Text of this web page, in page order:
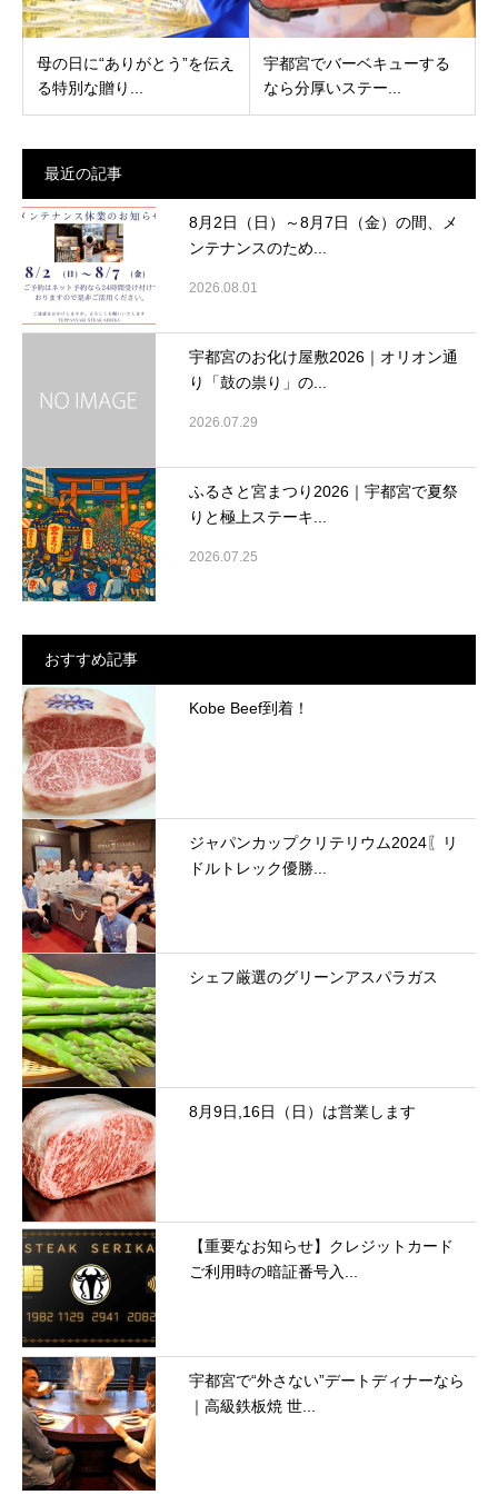
母の日に“ありがとう”を伝え
る特別な贈り...
宇都宮でバーベキューする
なら分厚いステー...
最近の記事
8月2日（日）～8月7日（金）の間、メ
ンテナンスのため...
2026.08.01
宇都宮のお化け屋敷2026｜オリオン通
り「鼓の祟り」の...
2026.07.29
ふるさと宮まつり2026｜宇都宮で夏祭
りと極上ステーキ...
2026.07.25
おすすめ記事
Kobe Beef到着！
ジャパンカップクリテリウム2024〖リ
ドルトレック優勝...
シェフ厳選のグリーンアスパラガス
8月9日,16日（日）は営業します
【重要なお知らせ】クレジットカード
ご利用時の暗証番号入...
宇都宮で“外さない”デートディナーなら
｜高級鉄板焼 世...